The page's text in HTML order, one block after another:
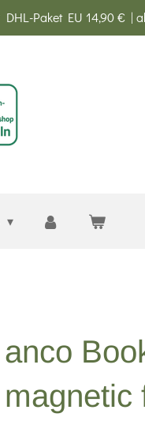
DHL-Paket EU 14,90 € |
anco
magnetic